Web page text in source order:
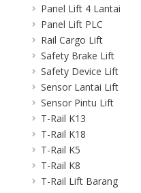
Panel Lift 4 Lantai
Panel Lift PLC
Rail Cargo Lift
Safety Brake Lift
Safety Device Lift
Sensor Lantai Lift
Sensor Pintu Lift
T-Rail K13
T-Rail K18
T-Rail K5
T-Rail K8
T-Rail Lift Barang